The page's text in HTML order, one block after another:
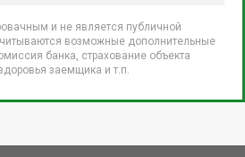
и не является публичной
возможные дополнительные
банка, страхование объекта
заемщика и т.п.